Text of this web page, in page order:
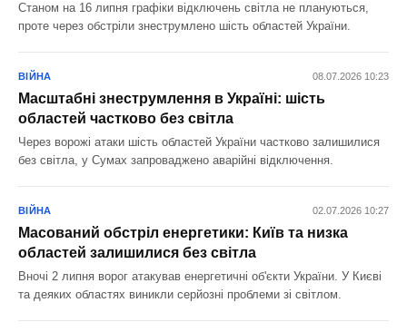
Станом на 16 липня графіки відключень світла не плануються,
проте через обстріли знеструмлено шість областей України.
ВІЙНА 08.07.2026 10:23
Масштабні знеструмлення в Україні: шість
областей частково без світла
Через ворожі атаки шість областей України частково залишилися
без світла, у Сумах запроваджено аварійні відключення.
ВІЙНА 02.07.2026 10:27
Масований обстріл енергетики: Київ та низка
областей залишилися без світла
Вночі 2 липня ворог атакував енергетичні об'єкти України. У Києві
та деяких областях виникли серйозні проблеми зі світлом.